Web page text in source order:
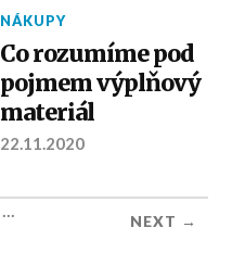
NÁKUPY
Co rozumíme pod
pojmem výplňový
materiál
22.11.2020
... NEXT →